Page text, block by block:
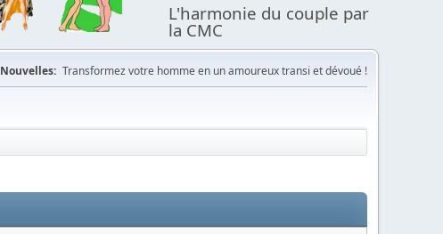
L'harmonie du couple par
la CMC
Nouvelles: Transformez votre homme en un amoureux transi et dévoué !